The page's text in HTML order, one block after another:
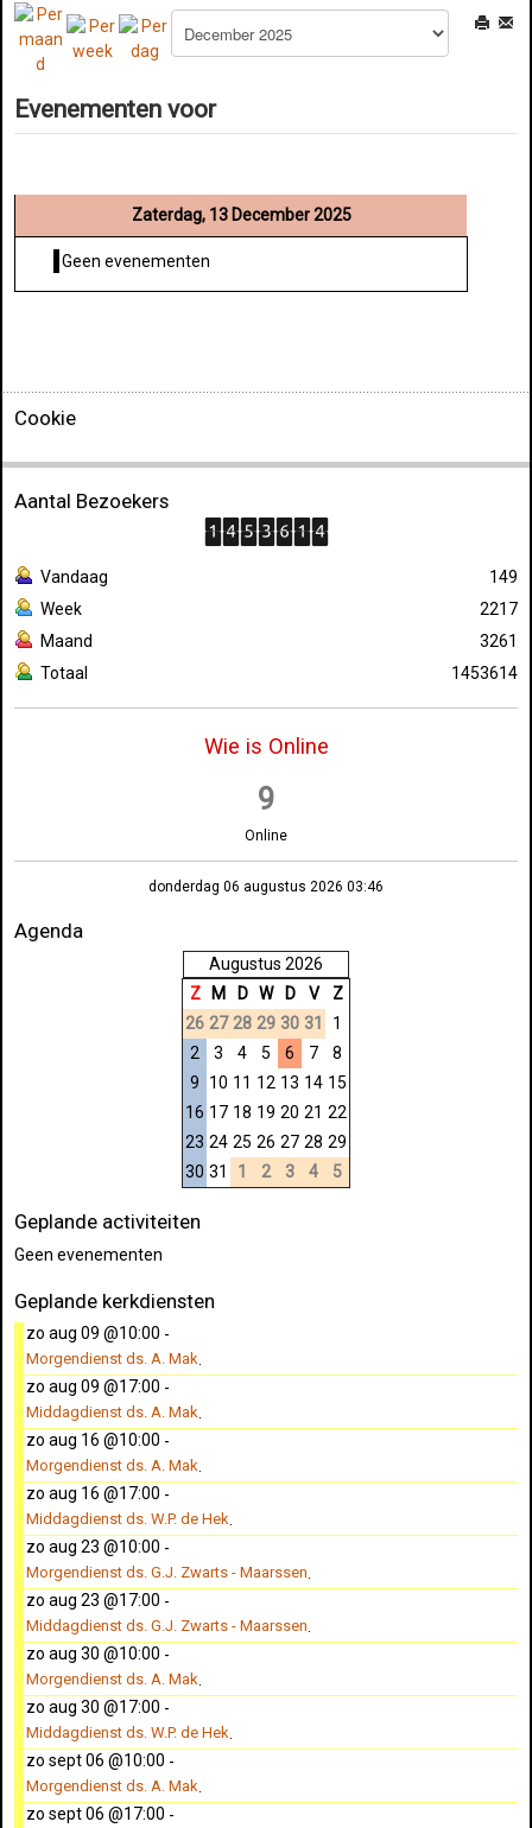
Evenementen voor
Zaterdag, 13 December 2025
Geen evenementen
Cookie
Aantal Bezoekers
Vandaag
149
Week
2217
Maand
3261
Totaal
1453614
Wie is Online
9
Online
donderdag 06 augustus 2026 03:46
Agenda
Augustus 2026
Z
M D W D V
Z
26 27 28 29 30 31
1
2
3 4 5 6 7
8
9
10 11 12 13 14 15
16 17 18 19 20 21 22
23 24 25 26 27 28 29
30 31 1 2 3 4 5
Geplande activiteiten
Geen evenementen
Geplande kerkdiensten
zo aug 09 @10:00 -
Morgendienst ds. A. Mak
zo aug 09 @17:00 -
Middagdienst ds. A. Mak
zo aug 16 @10:00 -
Morgendienst ds. A. Mak
zo aug 16 @17:00 -
Middagdienst ds. W.P. de Hek
zo aug 23 @10:00 -
Morgendienst ds. G.J. Zwarts - Maarssen
zo aug 23 @17:00 -
Middagdienst ds. G.J. Zwarts - Maarssen
zo aug 30 @10:00 -
Morgendienst ds. A. Mak
zo aug 30 @17:00 -
Middagdienst ds. W.P. de Hek
zo sept 06 @10:00 -
Morgendienst ds. A. Mak
zo sept 06 @17:00 -